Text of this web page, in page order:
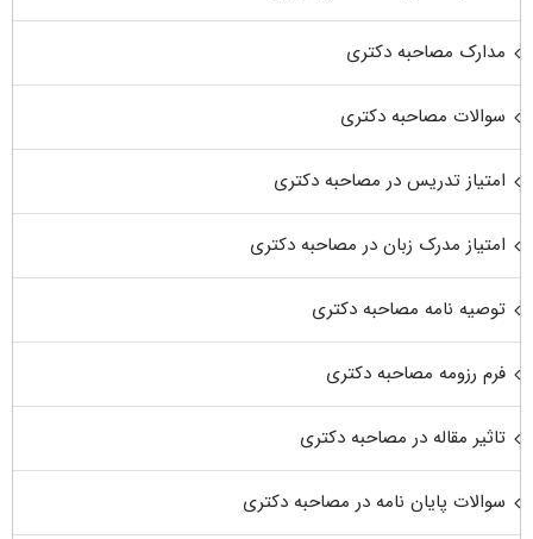
مدارک مصاحبه دکتری
سوالات مصاحبه دکتری
امتیاز تدریس در مصاحبه دکتری
امتیاز مدرک زبان در مصاحبه دکتری
توصیه نامه مصاحبه دکتری
فرم رزومه مصاحبه دکتری
تاثیر مقاله در مصاحبه دکتری
سوالات پایان نامه در مصاحبه دکتری